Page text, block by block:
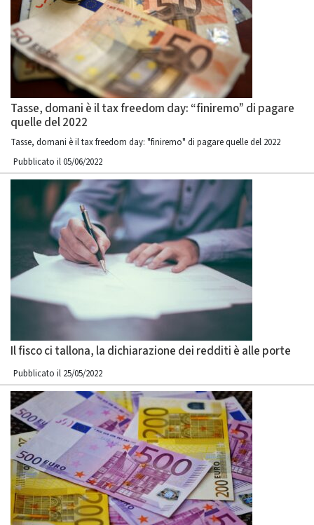
Tasse, domani è il tax freedom day: “finiremo” di pagare
quelle del 2022
Tasse, domani è il tax freedom day: "finiremo" di pagare quelle del 2022
Pubblicato il 05/06/2022
Il fisco ci tallona, la dichiarazione dei redditi è alle porte
Pubblicato il 25/05/2022